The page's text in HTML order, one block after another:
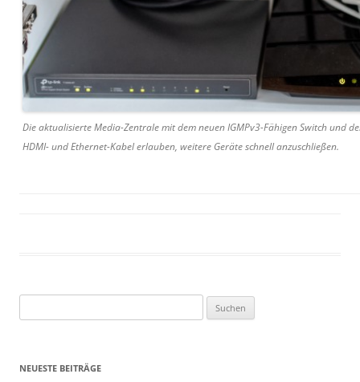
Die aktualisierte Media-Zentrale mit dem neuen IGMPv3-Fähigen Switch und
HDMI- und Ethernet-Kabel erlauben, weitere Geräte schnell anzuschließen.
u
h
NEUESTE BEITRÄGE